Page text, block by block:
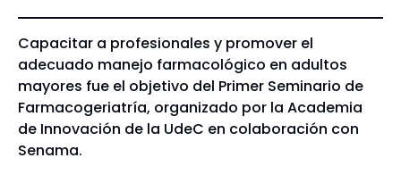
Capacitar a profesionales y promover el
adecuado manejo farmacológico en adultos
mayores fue el objetivo del Primer Seminario de
Farmacogeriatría, organizado por la Academia
de Innovación de la UdeC en colaboración con
Senama.